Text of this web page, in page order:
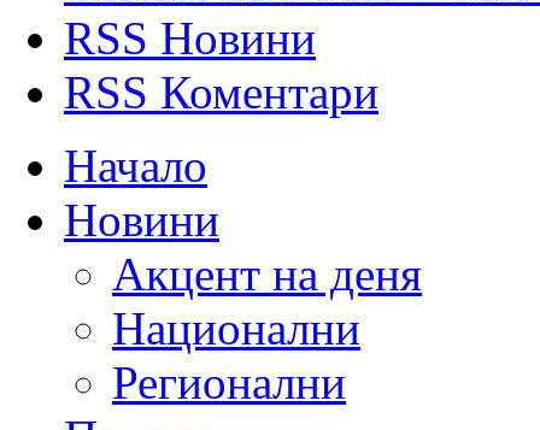
RSS Новини
RSS Коментари
Начало
Новини
Акцент на деня
Национални
Регионални